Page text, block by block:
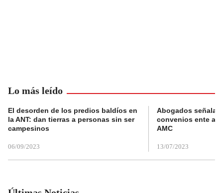
Lo más leído
El desorden de los predios baldíos en
la ANT: dan tierras a personas sin ser
campesinos
06/09/2023
Abogados
convenios ente
AMC
13/07/2023